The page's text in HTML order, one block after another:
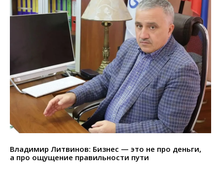
Владимир Литвинов: Бизнес — это не про деньги,
а про ощущение правильности пути